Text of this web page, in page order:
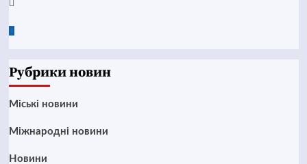
Twitter
Google
Рубрики новин
Mіські новини
Міжнародні новини
Новини